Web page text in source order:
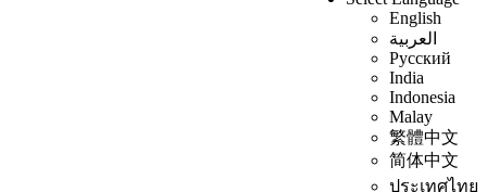
English
العربية
Русский
India
Indonesia
Malay
繁體中文
简体中文
ประเทศไทย